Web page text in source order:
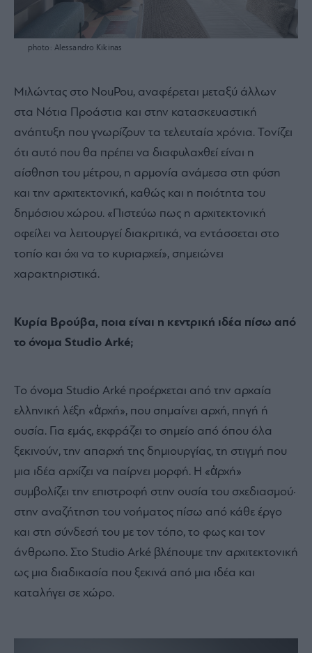
photo: Alessandro Kikinas
Μιλώντας στο NouPou, αναφέρεται μεταξύ άλλων
στα Νότια Προάστια και στην κατασκευαστική
ανάπτυξη που γνωρίζουν τα τελευταία χρόνια. Τονίζει
ότι αυτό που θα πρέπει να διαφυλαχθεί είναι η
αίσθηση του μέτρου, η αρμονία ανάμεσα στη φύση
και την αρχιτεκτονική, καθώς και η ποιότητα του
δημόσιου χώρου. «Πιστεύω πως η αρχιτεκτονική
οφείλει να λειτουργεί διακριτικά, να εντάσσεται στο
τοπίο και όχι να το κυριαρχεί», σημειώνει
χαρακτηριστικά.
Κυρία Βρούβα, ποια είναι η κεντρική ιδέα πίσω από
το όνομα Studio Arké;
Το όνομα Studio Arké προέρχεται από την αρχαία
ελληνική λέξη «ἀρχή», που σημαίνει αρχή, πηγή ή
ουσία. Για εμάς, εκφράζει το σημείο από όπου όλα
ξεκινούν, την απαρχή της δημιουργίας, τη στιγμή που
μια ιδέα αρχίζει να παίρνει μορφή. Η «ἀρχή»
συμβολίζει την επιστροφή στην ουσία του σχεδιασμού·
στην αναζήτηση του νοήματος πίσω από κάθε έργο
και στη σύνδεσή του με τον τόπο, το φως και τον
άνθρωπο. Στο Studio Arké βλέπουμε την αρχιτεκτονική
ως μια διαδικασία που ξεκινά από μια ιδέα και
καταλήγει σε χώρο.